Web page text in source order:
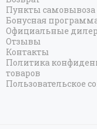
Пункты самовывоза
Бонусная
Официальные
Отзывы
Контакты
Политика
товаров
Пользовательское